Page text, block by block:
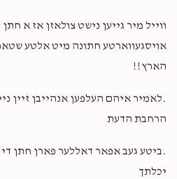
ווייל מיר גייען נישט צולאזן אז א חתן
אויסגעווארטע חתונה מיט אלטע
הארץ!!
.לאמיר איהם העלפען אנהייבן זיין
הרחבת הדעת
.ביטע געב אפאר דאללער פארן חתן די
יכלתך